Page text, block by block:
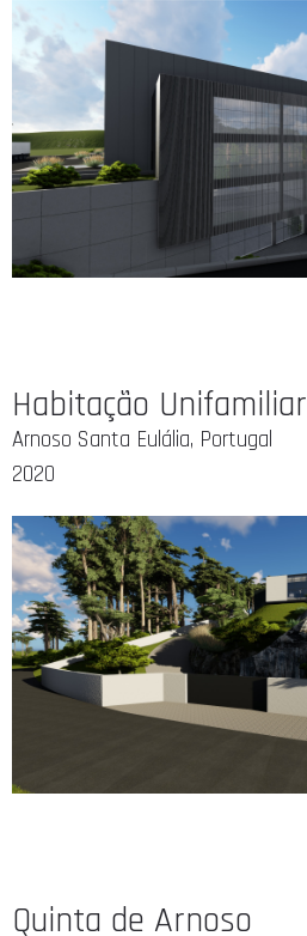
Habitação Unifamiliar
Arnoso Santa Eulália, Portugal
2020
Quinta de Arnoso